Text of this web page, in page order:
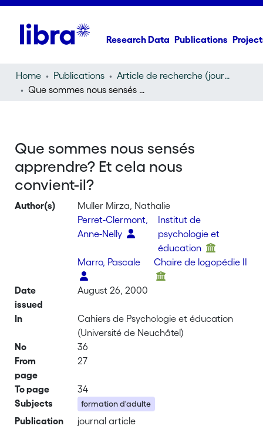
Research Data Publications
Home Publications
Article de recherche (journal article)
Que sommes nous sensés apprendre? Et cela nous convient-il?
Que sommes nous sensés
apprendre? Et cela nous
convient-il?
Author(s)
Muller Mirza, Nathalie
Perret-Clermont,
Anne-Nelly
Institut de
psychologie et
éducation
Marro, Pascale
Chaire de logopédie II
Date
issued
August 26, 2000
In
Cahiers de Psychologie et éducation
(Université de Neuchâtel)
No
36
From
page
27
To page
34
Subjects
formation d'adulte
Publication
journal article